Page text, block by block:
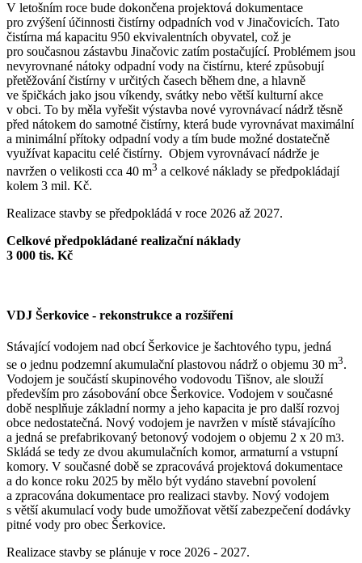
V letošním roce bude dokončena projektová dokumentace
pro zvýšení účinnosti čistírny odpadních vod v Jinačovicích. Tato
čistírna má kapacitu 950 ekvivalentních obyvatel, což je
pro současnou zástavbu Jinačovic zatím postačující. Problémem jsou
nevyrovnané nátoky odpadní vody na čistírnu, které způsobují
přetěžování čistírny v určitých časech během dne, a hlavně
ve špičkách jako jsou víkendy, svátky nebo větší kulturní akce
v obci. To by měla vyřešit výstavba nové vyrovnávací nádrž těsně
před nátokem do samotné čistírny, která bude vyrovnávat maximální
a minimální přítoky odpadní vody a tím bude možné dostatečně
využívat kapacitu celé čistírny. Objem vyrovnávací nádrže je
navržen o velikosti cca 40 m3 a celkové náklady se předpokládají
kolem 3 mil. Kč.
Realizace stavby se předpokládá v roce 2026 až 2027.
Celkové předpokládané realizační náklady
3 000 tis. Kč
VDJ Šerkovice - rekonstrukce a rozšíření
Stávající vodojem nad obcí Šerkovice je šachtového typu, jedná
se o jednu podzemní akumulační plastovou nádrž o objemu 30 m3.
Vodojem je součástí skupinového vodovodu Tišnov, ale slouží
především pro zásobování obce Šerkovice. Vodojem v současné
době nesplňuje základní normy a jeho kapacita je pro další rozvoj
obce nedostatečná. Nový vodojem je navržen v místě stávajícího
a jedná se prefabrikovaný betonový vodojem o objemu 2 x 20 m3.
Skládá se tedy ze dvou akumulačních komor, armaturní a vstupní
komory. V současné době se zpracovává projektová dokumentace
a do konce roku 2025 by mělo být vydáno stavební povolení
a zpracována dokumentace pro realizaci stavby. Nový vodojem
s větší akumulací vody bude umožňovat větší zabezpečení dodávky
pitné vody pro obec Šerkovice.
Realizace stavby se plánuje v roce 2026 - 2027.